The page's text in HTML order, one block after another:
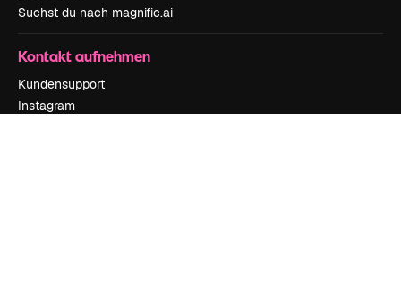
Suchst du nach magnific.ai
Kontakt aufnehmen
Kundensupport
Instagram